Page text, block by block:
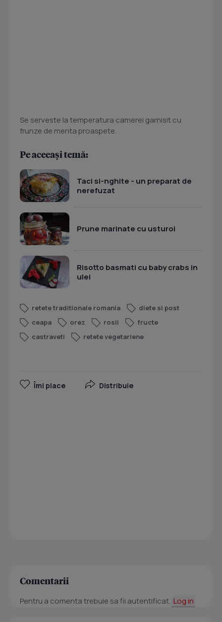
Se serveste la temperatura camerei garnisit cu
frunze de menta proaspete.
Pe aceeași temă:
Taci si-nghite - un preparat de
nerefuzat
Prune marinate cu usturoi
Risotto basmati cu baby crabs in
ulei
retete traditionale romania
diete si post
ceapa
orez rosii
fructe
castraveti
retete vegetariene
Îmi place Distribuie
Comentarii
Pentru a comenta trebuie sa fii autentificat. Log in